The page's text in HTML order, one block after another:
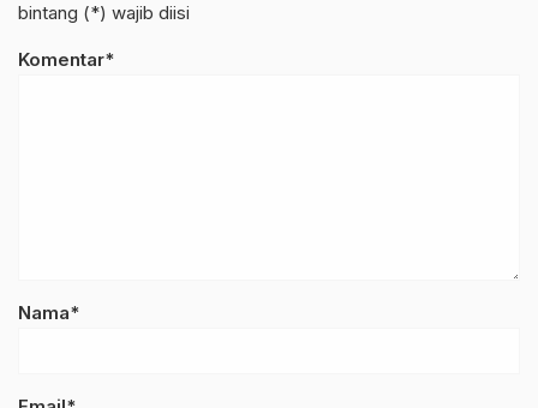
bintang (*) wajib diisi
Komentar*
Nama*